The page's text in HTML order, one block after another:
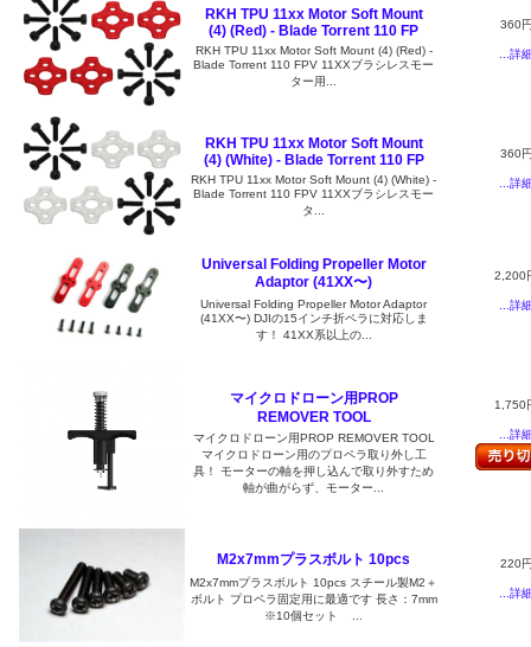
RKH TPU 11xx Motor Soft Mount
(4) (Red) - Blade Torrent 110 FP
RKH TPU 11xx Motor Soft Mount (4) (Red) -
Blade Torrent 110 FPV 11XXブラシレスモー
ター用...
360
...詳
RKH TPU 11xx Motor Soft Mount
(4) (White) - Blade Torrent 110 FP
RKH TPU 11xx Motor Soft Mount (4) (White) -
Blade Torrent 110 FPV 11XXブラシレスモー
タ...
360
...詳
Universal Folding Propeller Motor
Adaptor (41XX〜)
Universal Folding Propeller Motor Adaptor
(41XX〜) DJIの15インチ折ペラに対応しま
す！ 41XX系以上の...
2,200
...詳
マイクロドローン用PROP
REMOVER TOOL
マイクロドローン用PROP REMOVER TOOL
マイクロドローン用のプロペラ取り外し工
具！ モーターの軸を押し込んで取り外すため
軸が曲がらず、モーター...
1,750
...詳
M2x7mmプラスボルト 10pcs
M2x7mmプラスボルト 10pcs スチール製M2＋
ボルト プロペラ固定用に最適です 長さ：7mm
※10個セット ...
220
...詳